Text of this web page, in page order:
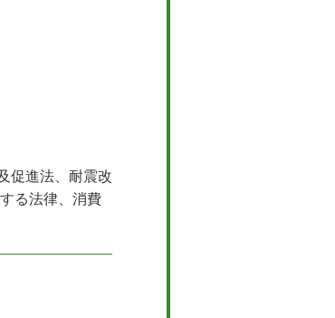
促進法、耐震改
る法律、消費